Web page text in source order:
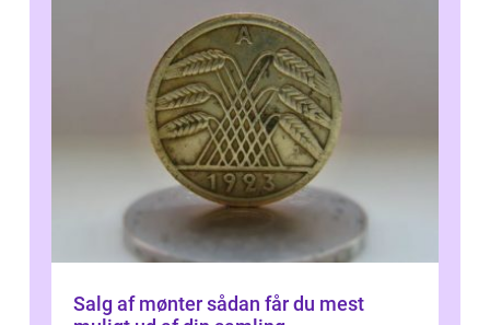
Salg af mønter sådan får du mest